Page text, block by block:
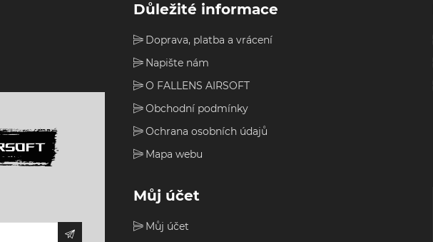
Důležité informace
Doprava, platba a vrácení
Napište nám
O FALLENS AIRSOFT
Obchodní podmínky
Ochrana osobních údajů
Mapa webu
Můj účet
Můj účet